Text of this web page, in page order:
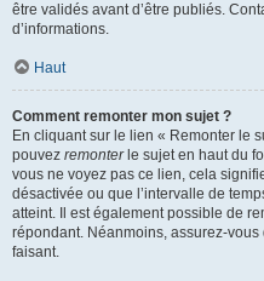
être validés avant d’être publiés.
d’informations.
Haut
Comment remonter mon sujet ?
En cliquant sur le lien « Remonter le
pouvez remonterle sujet en haut du
vous ne voyez pas ce lien, cela
désactivée ou que l’intervalle de
atteint. Il est également possible de
répondant. Néanmoins, assurez-
faisant.